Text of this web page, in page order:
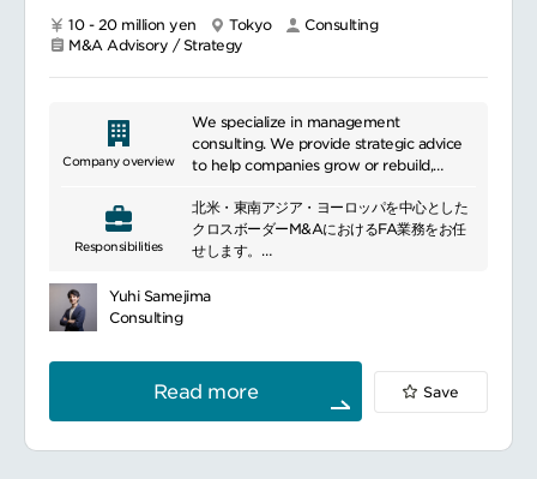
す。
━━━━━━━━━━━━━━━
■ポジションについて
庁の調査・政策立案支援を主軸に、地方自治
体や業界団体、民間企業へのコンサルティン
グも実施しています。主要テーマ人材の確
等）
組織・人材マネジメント（人的資本経営、ダ
イバーシティ経営、女性活躍等）
て、教育、福祉、防災等）
10 - 20 million yen Tokyo
Consulting
M&A Advisory / Strategy
Company overview
We specialize in management
consulting. We provide strategic advice
to help companies grow or rebuild,
improve operations. In particular, we
provide a wide range of support to small
and medium-sized companies and start-
planning, and marketing strategy
and acquisitions (M&A) and business
restructuring to maximize corporate
value. We have earned the trust of our
clients as a partner to help them achieve
sustainable growth by leveraging our
Responsibilities
北米・東南アジア・ヨーロッパを中心とした
クロスボーダーM&AにおけるFA業務をお任
せします。
会社を買収する際のバイサイドFAが多いです
Yuhi Samejima
Consulting
Read more Save